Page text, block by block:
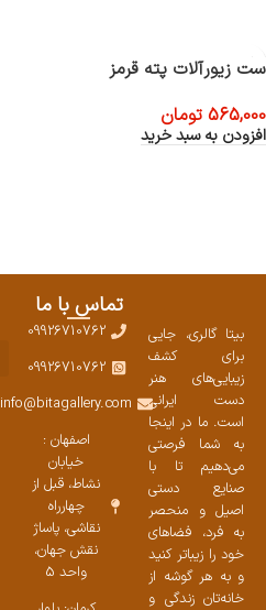
ست زیورآلات پته قرمز
565,000 تومان
افزودن به سبد خرید
بیتا گالری، جایی
برای کشف
زیبایی‌های هنر
دست ایرانی
است. ما در اینجا
به شما فرصتی
می‌دهیم تا با
صنایع دستی
اصیل و منحصر
به فرد، فضاهای
خود را زیباتر کنید
و به هر گوشه از
خانه‌تان زندگی و
تماس با ما
09926710762
09926710762
info@bitagallery.com
اصفهان :
خیابان
نشاط، قبل از
چهارراه
نقاشی، پاساژ
نقش جهان،
واحد 5